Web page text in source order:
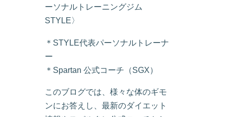
ーソナルトレーニングジム
STYLE〉
＊STYLE代表パーソナルトレーナ
ー
＊Spartan 公式コーチ（SGX）
このブログでは、様々な体のギモ
ンにお答えし、最新のダイエット